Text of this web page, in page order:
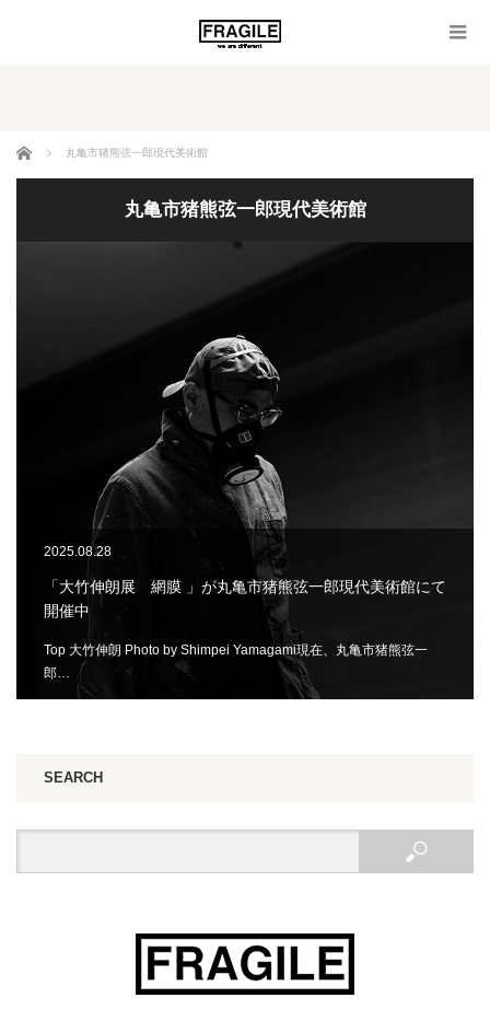
ホーム 丸亀市猪熊弦一郎現代美術館
丸亀市猪熊弦一郎現代美術館
2025.08.28
「大竹伸朗展 網膜 」が丸亀市猪熊弦一郎現代美術館にて
開催中
Top 大竹伸朗 Photo by Shimpei Yamagami現在、丸亀市猪熊弦一
郎…
SEARCH